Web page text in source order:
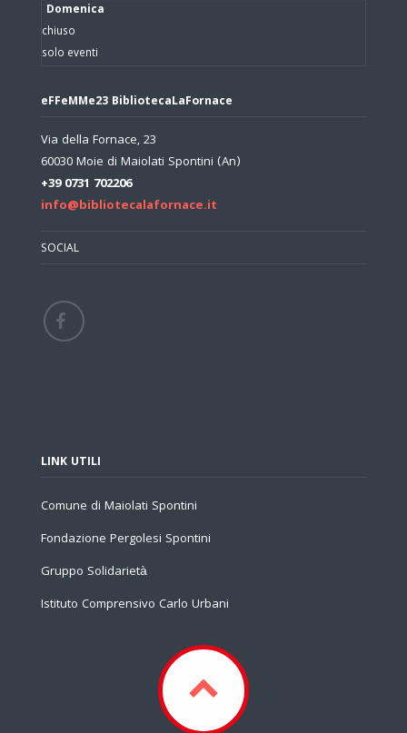
Domenica
chiuso
solo eventi
eFFeMMe23 BibliotecaLaFornace
Via della Fornace, 23
60030 Moie di Maiolati Spontini (An)
+39 0731 702206
info@bibliotecalafornace.it
SOCIAL
LINK UTILI
Comune di Maiolati Spontini
Fondazione Pergolesi Spontini
Gruppo Solidarietà
Istituto Comprensivo Carlo Urbani